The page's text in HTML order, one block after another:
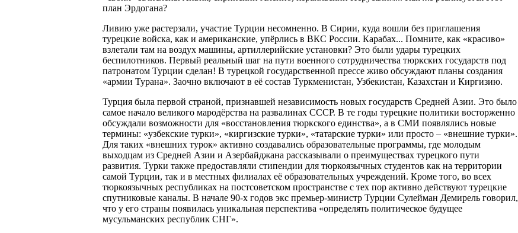
план Эрдогана?
Ливию уже растерзали, участие Турции несомненно. В Сирии, куда вошли без приглашения
турецкие войска, как и американские, упёрлись в ВКС России. Карабах... Помните, как «красиво»
взлетали там на воздух машины, артиллерийские установки? Это были удары турецких
беспилотников. Первый реальный шаг на пути военного сотрудничества тюркских государств под
патронатом Турции сделан! В турецкой государственной прессе живо обсуждают планы создания
«армии Турана». Заочно включают в её состав Туркменистан, Узбекистан, Казахстан и Киргизию.
Турция была первой страной, признавшей независимость новых государств Средней Азии. Это было
самое начало великого мародёрства на развалинах СССР. В те годы турецкие политики восторженно
обсуждали возможности для «восстановления тюркского единства», а в СМИ появлялись новые
термины: «узбекские турки», «киргизские турки», «татарские турки» или просто – «внешние турки».
Для таких «внешних турок» активно создавались образовательные программы, где молодым
выходцам из Средней Азии и Азербайджана рассказывали о преимуществах турецкого пути
развития. Турки также предоставляли стипендии для тюркоязычных студентов как на территории
самой Турции, так и в местных филиалах её образовательных учреждений. Кроме того, во всех
тюркоязычных республиках на постсоветском пространстве с тех пор активно действуют турецкие
спутниковые каналы. В начале 90-х годов экс премьер-министр Турции Сулейман Демирель говорил,
что у его страны появилась уникальная перспектива «определять политическое будущее
мусульманских республик СНГ».